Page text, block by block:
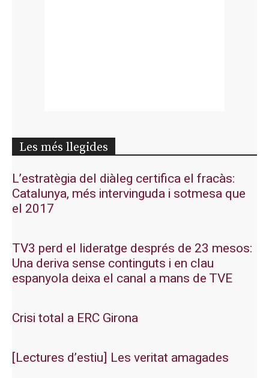
Les més llegides
L’estratègia del diàleg certifica el fracàs:
Catalunya, més intervinguda i sotmesa que
el 2017
TV3 perd el lideratge després de 23 mesos:
Una deriva sense continguts i en clau
espanyola deixa el canal a mans de TVE
Crisi total a ERC Girona
[Lectures d’estiu] Les veritat amagades